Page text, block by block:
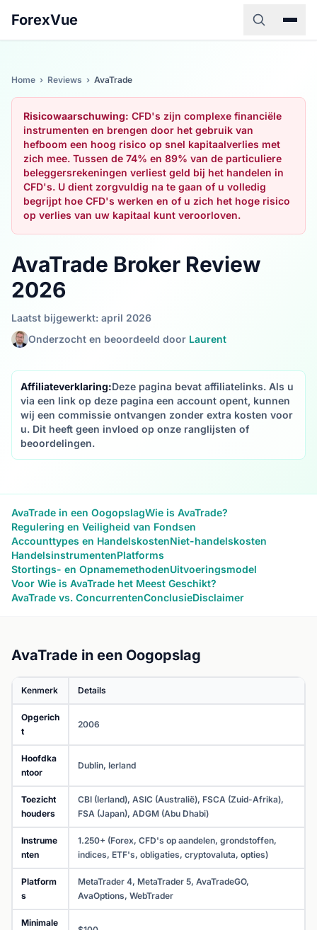
ForexVue
Home › Reviews › AvaTrade
Risicowaarschuwing: CFD's zijn complexe financiële
instrumenten en brengen door het gebruik van
hefboom een hoog risico op snel kapitaalverlies met
zich mee. Tussen de 74% en 89% van de particuliere
beleggersrekeningen verliest geld bij het handelen in
CFD's. U dient zorgvuldig na te gaan of u volledig
begrijpt hoe CFD's werken en of u zich het hoge risico
op verlies van uw kapitaal kunt veroorloven.
AvaTrade Broker Review
2026
Laatst bijgewerkt: april 2026
Onderzocht en beoordeeld door Laurent
Affiliateverklaring:Deze pagina bevat affiliatelinks. Als u
via een link op deze pagina een account opent, kunnen
wij een commissie ontvangen zonder extra kosten voor
u. Dit heeft geen invloed op onze ranglijsten of
beoordelingen.
AvaTrade in een OogopslagWie is AvaTrade?
Regulering en Veiligheid van Fondsen
Accounttypes en HandelskostenNiet-handelskosten
HandelsinstrumentenPlatforms
Stortings- en OpnamemethodenUitvoeringsmodel
Voor Wie is AvaTrade het Meest Geschikt?
AvaTrade vs. ConcurrentenConclusieDisclaimer
AvaTrade in een Oogopslag
Kenmerk Details
Opgerich
t
2006
Hoofdka
ntoor
Dublin, Ierland
Toezicht
houders
CBI (Ierland), ASIC (Australië), FSCA (Zuid-Afrika),
FSA (Japan), ADGM (Abu Dhabi)
Instrume
nten
1.250+ (Forex, CFD's op aandelen, grondstoffen,
indices, ETF's, obligaties, cryptovaluta, opties)
Platform
s
MetaTrader 4, MetaTrader 5, AvaTradeGO,
AvaOptions, WebTrader
Minimale